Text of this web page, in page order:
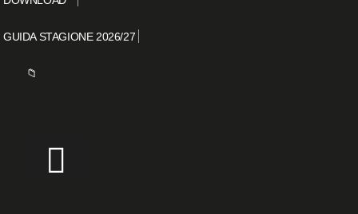
GUIDA STAGIONE 2026/27
📁